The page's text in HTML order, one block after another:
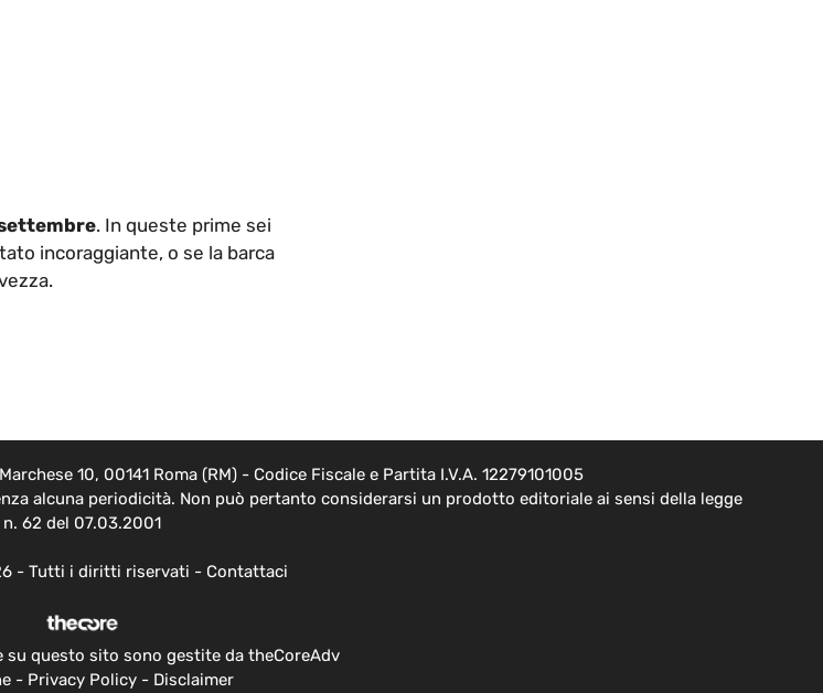
. In queste prime sei
incoraggiante, o se la barca
10, 00141 Roma (RM) - Codice Fiscale e Partita I.V.A. 12279101005
alcuna periodicità. Non può pertanto considerarsi un prodotto editoriale ai sensi della legge
n. 62 del 07.03.2001
- Tutti i diritti riservati - Contattaci
questo sito sono gestite da theCoreAdv
- Privacy Policy- Disclaimer